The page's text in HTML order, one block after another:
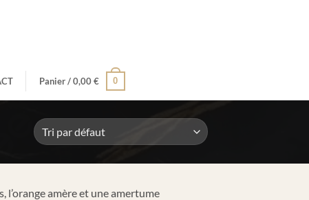
Panier /0,00€ 0
l’orange amère et une amertume